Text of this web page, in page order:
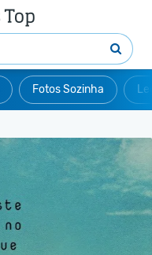
Fotos Sozinha